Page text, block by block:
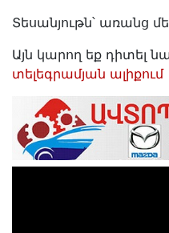
Տեսանյութն՝ առանց
Այն կարող եք դիտել
տելեգրամյան ալիքում